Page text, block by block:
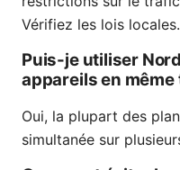
Vérifiez les lois locales.
Puis-je utiliser
appareils en même
Oui, la plupart des
simultanée sur